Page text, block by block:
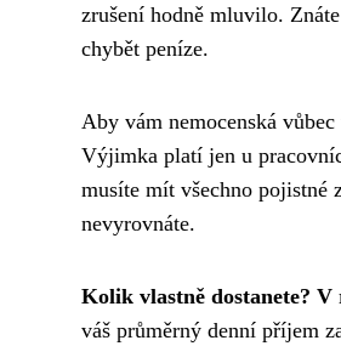
zrušení hodně mluvilo.
chybět peníze.
Aby vám nemocenská
Výjimka platí jen u
musíte mít všechno pojistné
nevyrovnáte.
Kolik vlastně dostanete? V
váš průměrný denní příjem